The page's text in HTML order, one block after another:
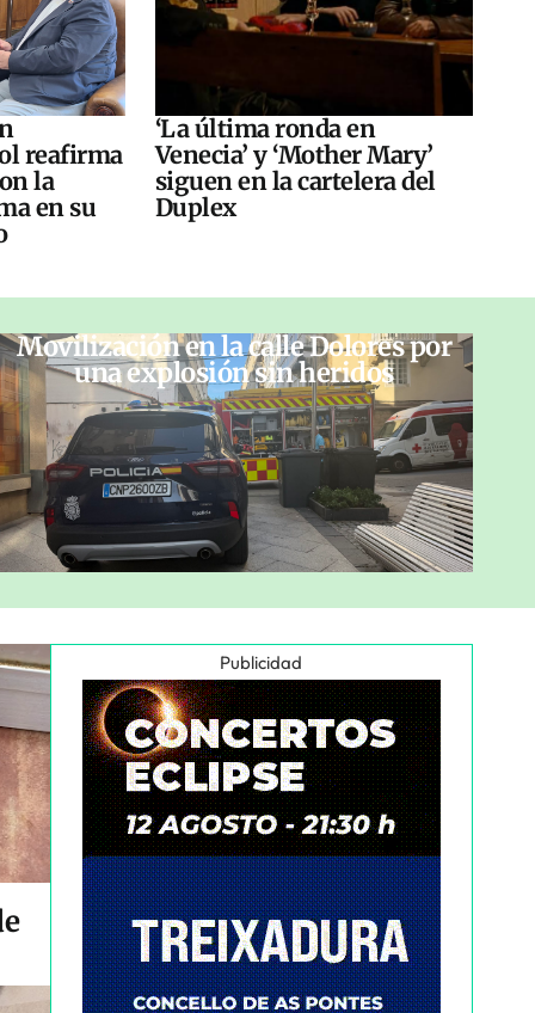
reafirma
la
en su
‘La última ronda en
Venecia’ y ‘Mother Mary’
siguen en la cartelera del
Duplex
Movilización en la calle Dolores por
una explosión sin heridos
Publicidad